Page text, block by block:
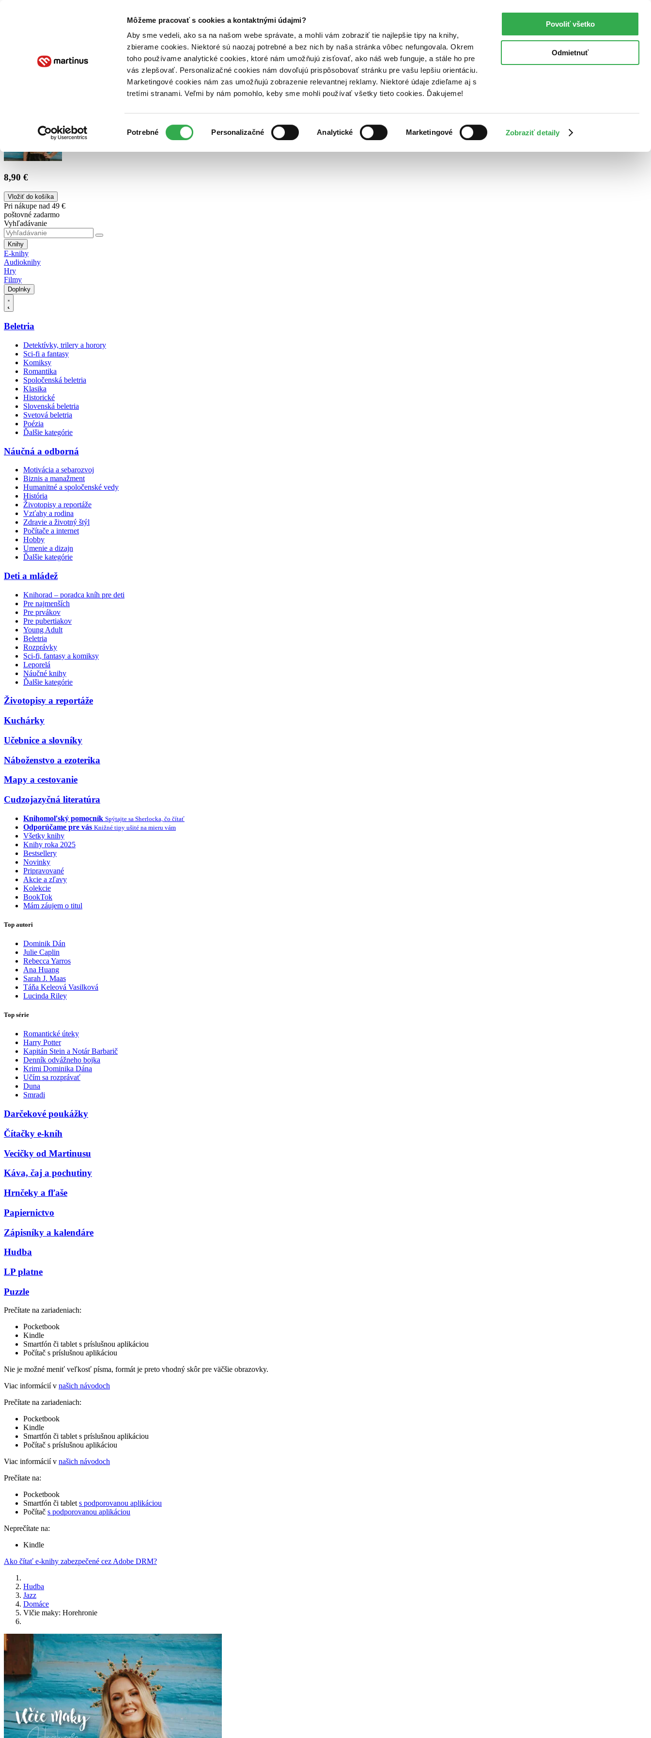
Môžeme pracovať s cookies a kontaktnými údajmi?
Aby sme vedeli, ako sa na našom webe správate, a mohli vám zobraziť tie najlepšie tipy na knihy,
zbierame cookies. Niektoré sú naozaj potrebné a bez nich by naša stránka vôbec nefungovala. Okrem
toho používame analytické cookies, ktoré nám umožňujú zisťovať, ako náš web funguje, a stále ho pre
vás zlepšovať. Personalizačné cookies nám dovoľujú prispôsobovať stránku pre vašu lepšiu orientáciu.
Marketingové cookies nám zas umožňujú zobrazenie relevantnej reklamy. Niektoré údaje zdieľame aj s
tretími stranami. Veľmi by nám pomohlo, keby sme mohli používať všetky tieto cookies. Ďakujeme!
súhlasu
Potrebné Personalizačné Analytické Marketingové Zobraziť detaily
Povoliť všetko
Odmietnuť
Poukážky Kontakt
8,90 €
Vložiť do košíka
Pri nákupe nad 49 €
poštovné zadarmo
Vyhľadávanie
Knihy
E-knihy
Audioknihy
Hry
Filmy
Doplnky
Beletria
Detektívky, trilery a horory
Sci-fi a fantasy
Komiksy
Romantika
Spoločenská beletria
Klasika
Historické
Slovenská beletria
Svetová beletria
Poézia
Ďalšie kategórie
Náučná a odborná
Motivácia a sebarozvoj
Biznis a manažment
Humanitné a spoločenské vedy
História
Životopisy a reportáže
Vzťahy a rodina
Zdravie a životný štýl
Počítače a internet
Hobby
Umenie a dizajn
Ďalšie kategórie
Deti a mládež
Knihorad – poradca kníh pre deti
Pre najmenších
Pre prvákov
Pre pubertiakov
Young Adult
Beletria
Rozprávky
Sci-fi, fantasy a komiksy
Leporelá
Náučné knihy
Ďalšie kategórie
Životopisy a reportáže
Kuchárky
Učebnice a slovníky
Náboženstvo a ezoterika
Mapy a cestovanie
Cudzojazyčná literatúra
Knihomoľský pomocník Spýtajte sa Sherlocka, čo čítať
Odporúčame pre vás Knižné tipy ušité na mieru vám
Všetky knihy
Knihy roka 2025
Bestsellery
Novinky
Pripravované
Akcie a zľavy
Kolekcie
BookTok
Mám záujem o titul
Top autori
Dominik Dán
Julie Caplin
Rebecca Yarros
Ana Huang
Sarah J. Maas
Táňa Keleová Vasilková
Lucinda Riley
Top série
Romantické úteky
Harry Potter
Kapitán Stein a Notár Barbarič
Denník odvážneho bojka
Krimi Dominika Dána
Učím sa rozprávať
Duna
Smradi
Darčekové poukážky
Čítačky e-kníh
Vecičky od Martinusu
Káva, čaj a pochutiny
Hrnčeky a fľaše
Papiernictvo
Zápisníky a kalendáre
Hudba
LP platne
Puzzle
Prečítate na zariadeniach:
Pocketbook
Kindle
Smartfón či tablet s príslušnou aplikáciou
Počítač s príslušnou aplikáciou
Nie je možné meniť veľkosť písma, formát je preto vhodný skôr pre väčšie obrazovky.
Viac informácií v našich návodoch
Prečítate na zariadeniach:
Pocketbook
Kindle
Smartfón či tablet s príslušnou aplikáciou
Počítač s príslušnou aplikáciou
Viac informácií v našich návodoch
Prečítate na:
Pocketbook
Smartfón či tablet s podporovanou aplikáciou
Počítač s podporovanou aplikáciou
Neprečítate na:
Kindle
Ako čítať e-knihy zabezpečené cez Adobe DRM?
Hudba
Jazz
Domáce
Vlčie maky: Horehronie